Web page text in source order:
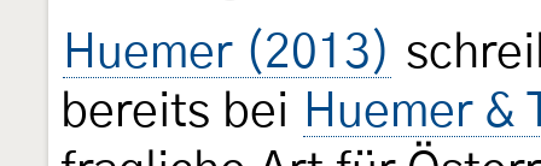
Huemer (2013)
bereits bei Huemer &